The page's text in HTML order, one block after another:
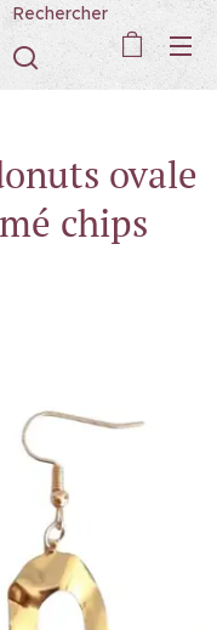
Rechercher
ovale
chips